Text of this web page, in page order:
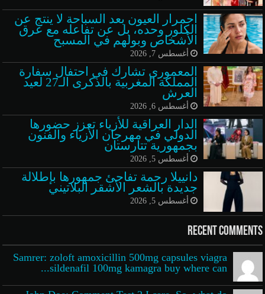
احمرار العيون بعد السباحة لا ينتج عن
الكلور وحده، بل عن تفاعله مع عرق
الأشخاص وبولهم في المسبح
أغسطس 7, 2026
المعموري تشارك في احتفال سفارة
المملكة المغربية بالذكرى الـ27 لعيد
العرش
أغسطس 6, 2026
الدار العراقية للأزياء تعزز حضورها
الدولي في مهرجان الأزياء والفنون
بجمهورية تتارستان
أغسطس 5, 2026
دانييلا رحمة تفاجئ جمهورها بإطلالة
جديدة بالشعر الأشقر البلاتيني
أغسطس 5, 2026
Recent Comments
Samrer: zoloft amoxicillin 500mg capsules viagra
sildenafil 100mg kamagra buy where can...